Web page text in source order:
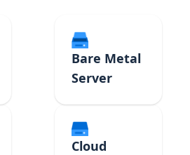
Bare Metal
Server
Cloud